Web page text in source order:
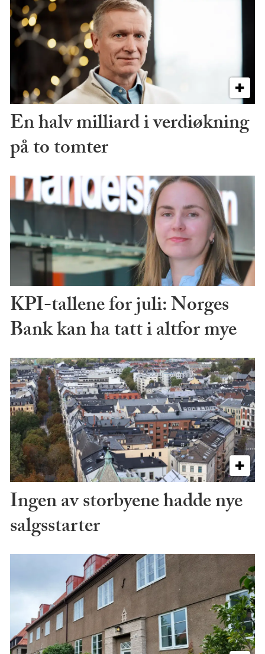
En halv milliard i verdiøkning
på to tomter
KPI-tallene for juli: Norges
Bank kan ha tatt i altfor mye
Ingen av storbyene hadde nye
salgsstarter